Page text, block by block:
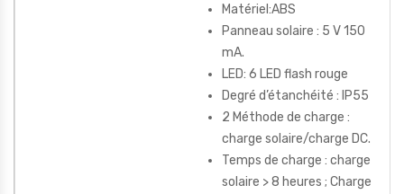
Matériel:ABS
Panneau solaire : 5 V 150
mA.
LED: 6 LED flash rouge
Degré d’étanchéité : IP55
2 Méthode de charge :
charge solaire/charge DC.
Temps de charge : charge
solaire > 8 heures ; Charge